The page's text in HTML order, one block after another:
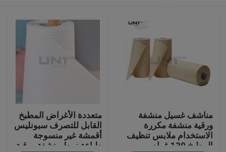
مناشف غسيل منشفة
ورقية منشفة مكررة
الاستخدام ملابس تنظيف
المطبخ 130 غرام
متعددة الأغراض المطبخ
القابل للتصرف سبونليس
أقمشة غير منسوجة
طباعة نمط منشفة ورقية